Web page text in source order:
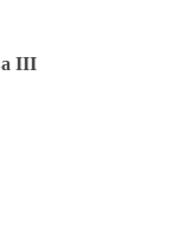
III